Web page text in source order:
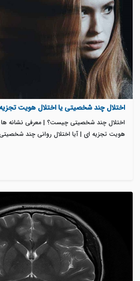
اختلال چند شخصیتی یا اختلال هویت
اختلال چند شخصیتی چیست؟ | معرفی نشانه ها و
هویت تجزیه ای | آیا اختلال روانی چند شخصیتی